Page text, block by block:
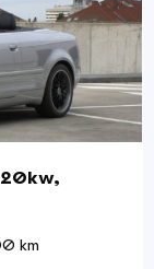
km